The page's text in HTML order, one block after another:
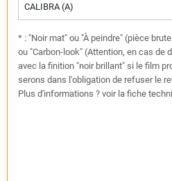
CALIBRA (A)
* : "Noir mat" ou "À peindre" (pièce
ou "Carbon-look" (Attention, en cas de
avec la finition "noir brillant" si le film
serons dans l'obligation de refuser le
Plus d'informations ? voir la fiche